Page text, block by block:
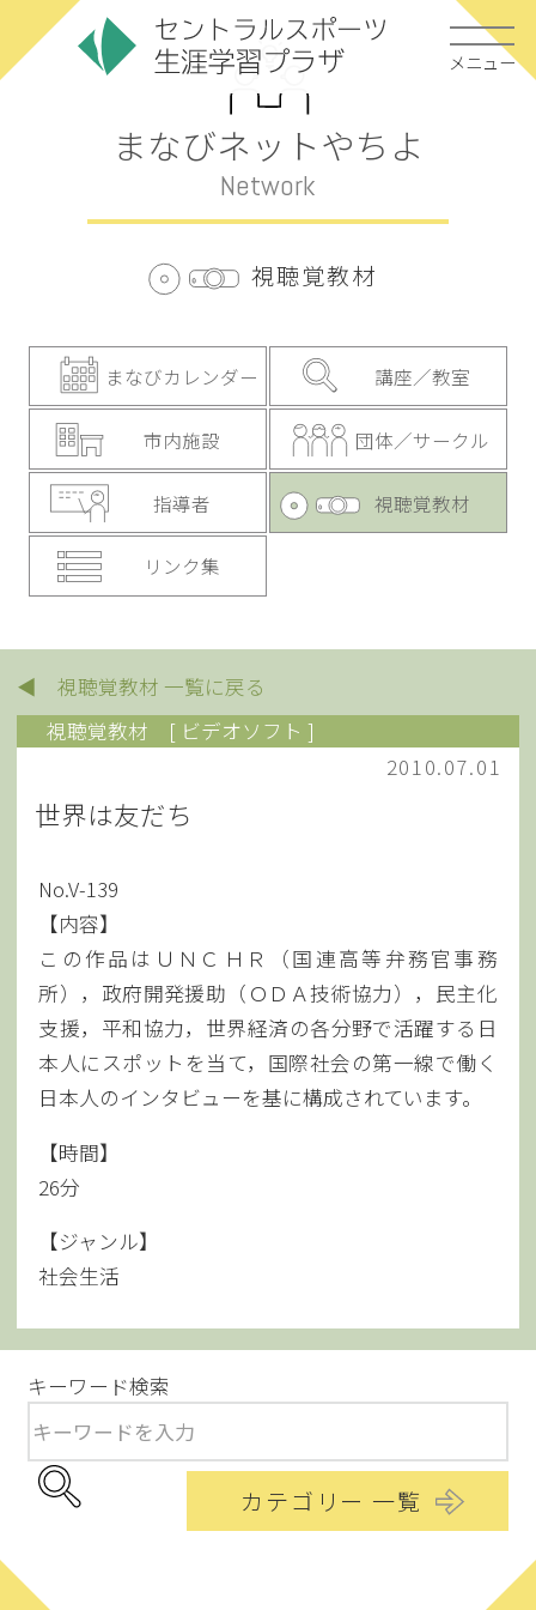
メニュー
まなびネットやちよ
Network
視聴覚教材
まなびカレンダー 講座／教室
市内施設 団体／サークル
指導者 視聴覚教材
リンク集
◀ 視聴覚教材 一覧に戻る
視聴覚教材
[ ビデオソフト ]
2010.07.01
世界は友だち
No.V-139
【内容】
この作品はＵＮＣＨＲ（国連高等弁務官事務
所），政府開発援助（ＯＤＡ技術協力），民主化
支援，平和協力，世界経済の各分野で活躍する日
本人にスポットを当て，国際社会の第一線で働く
日本人のインタビューを基に構成されています。
【時間】
26分
【ジャンル】
社会生活
キーワード検索
カテゴリー 一覧